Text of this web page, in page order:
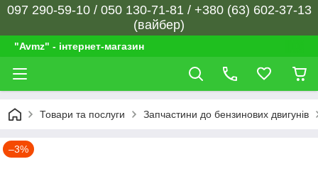
097 290-59-10 / 050 130-71-81 / +380 (63) 602-37-13
(вайбер)
"Avmz" - інтернет-магазин
Товари та послуги Запчастини до бензинових двигунів
–3%